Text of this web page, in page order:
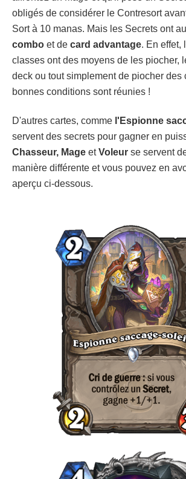
obligés de considérer le Contresort
Sort à 10 manas. Mais les Secrets ont
combo et de card advantage. En effet,
classes ont des moyens de les piocher,
deck ou tout simplement de piocher des
bonnes conditions sont réunies !
D'autres cartes, comme l'Espionne
servent des secrets pour gagner en
Chasseur, Mage etVoleur se servent
manière différente et vous pouvez en
aperçu ci-dessous.